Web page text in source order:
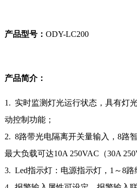
产品型号： ODY-LC200
产品简介：
1. 实时监测灯光运行状态，具有灯
动控制功能；
2. 8路带光电隔离开关量输入，8路
最大负载可达10A 250VAC（30A
3. Led指示灯：电源指示灯，1～8路